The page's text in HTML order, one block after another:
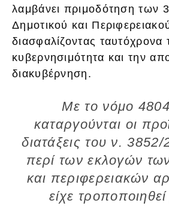
λαμβάνει πριμοδότηση των
Δημοτικού και
διασφαλίζοντας ταυτόχρονα
κυβερνησιμότητα και την
διακυβέρνηση.
Με το νόμο
καταργούνται οι
διατάξεις του ν.
περί των εκλογών
και περιφερειακών
είχε